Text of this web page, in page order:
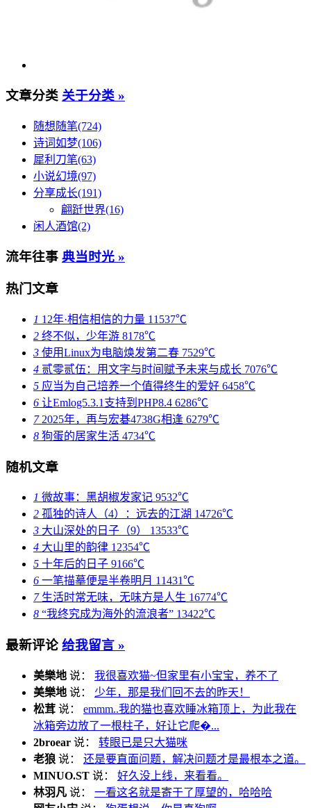
文章分类 关于分类 »
随想随笔(724)
诗词如梦(106)
犀利刀笔(63)
小说幻境(97)
分享成长(191)
翩跹世界(16)
闲人酒馆(2)
流年往事 典当时光 »
热门文章
1 12年·相信相信的力量 11537℃
2 终不似，少年游 8178℃
3 使用Linux为电脑焕发第二春 7529℃
4 贰零贰伍：用文字与时间赋予未来与成长 7076℃
5 应当为自己培养一个值得终生的爱好 6458℃
6 让Emlog5.3.1支持到PHP8.4 6286℃
72025年，再与宏碁4738G相逢 6279℃
8 狗蛋的居家生活 4734℃
随机文章
1 微故事：黑胡椒发家记 9532℃
2 孤独的诗人（4）：远去的江湖 14726℃
3 大山深处的日子（9） 13533℃
4 大山里的韵律 12354℃
5 十年后的日子 9166℃
6 一笔描摹便是半卷明月 11431℃
7生活时常无味，无味方是人生 16774℃
8 “我终究成为海外的流浪者” 13422℃
最新评论 给我留言 »
美樂地 说： 我很喜欢猫~但家里有小宝宝，养不了
美樂地 说： 少年，那是我们回不去的昨天！
松茸 说： emmm..我的猫也喜欢睡冰箱顶上，为此我在
冰箱旁边放了一根柱子，好让它爬�...
2broear 说： 转眼已是只大猫咪
老狼 说： 还是要直面问题，解决问题才是最根本之道。
MINUO.ST 说： 好久没上线，来看看。
林羽凡 说： 一看这名就是寄于了厚望的，哈哈哈